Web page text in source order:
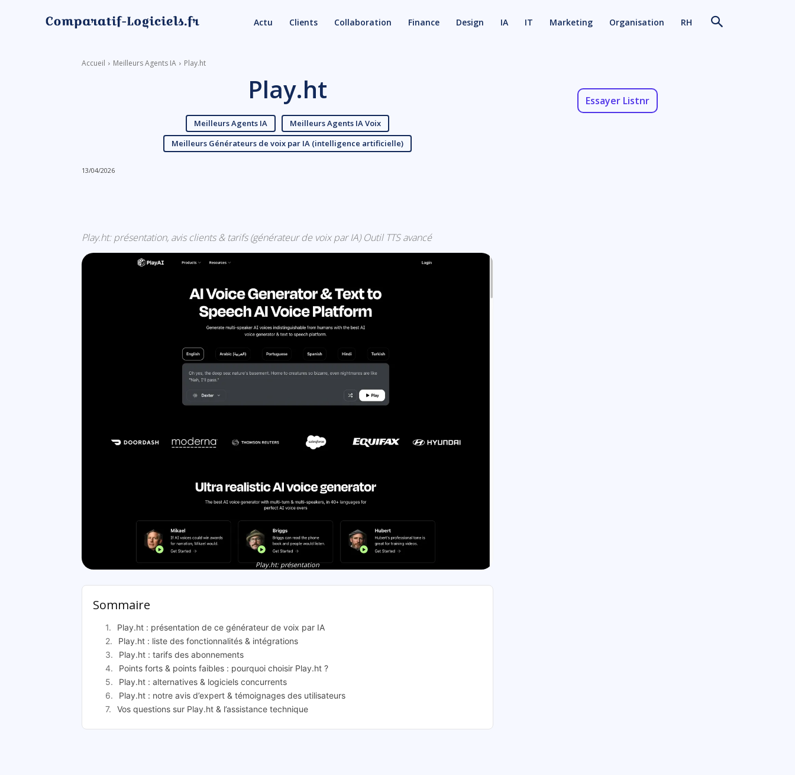
Actu Clients Collaboration Finance Design IA IT Marketing Organisation RH
Accueil Meilleurs Agents IA Play.ht
Play.ht
Meilleurs Agents IA
Meilleurs Agents IA Voix
Meilleurs Générateurs de voix par IA (intelligence artificielle)
13/04/2026
Play.ht: présentation, avis clients & tarifs (générateur de voix par IA) Outil TTS avancé
Play.ht: présentation
Sommaire
Play.ht : présentation de ce générateur de voix par IA
Play.ht : liste des fonctionnalités & intégrations
Play.ht : tarifs des abonnements
Points forts & points faibles : pourquoi choisir Play.ht ?
Play.ht : alternatives & logiciels concurrents
Play.ht : notre avis d’expert & témoignages des utilisateurs
Vos questions sur Play.ht & l’assistance technique
Essayer Listnr